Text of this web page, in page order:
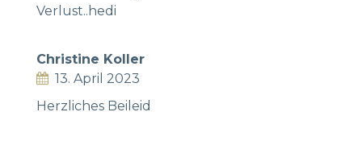
Verlust..hedi
Christine Koller
13. April 2023
Herzliches Beileid